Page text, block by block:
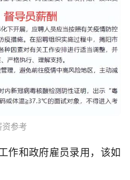
资参考
作和政府雇员录用，该如